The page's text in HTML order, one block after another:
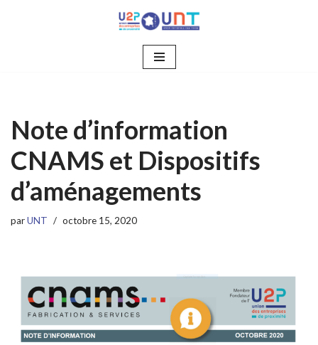
Note d’information
CNAMS et Dispositifs
d’aménagements
parUNT octobre 15, 2020